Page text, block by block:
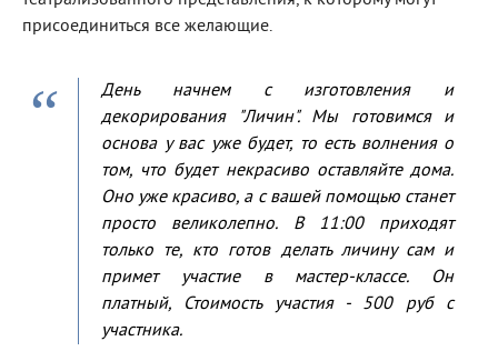
присоединиться все желающие.
День начнем с изготовления и
декорирования "Личин". Мы готовимся и
основа у вас уже будет, то есть волнения о
том, что будет некрасиво оставляйте дома.
Оно уже красиво, а с вашей помощью станет
просто великолепно. В 11:00 приходят
только те, кто готов делать личину сам и
примет участие в мастер-классе. Он
платный, Стоимость участия - 500 руб с
участника.